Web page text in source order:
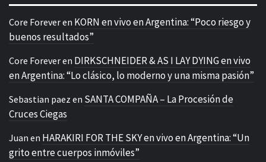
Core Foreveren KORN en vivo en Argentina: “Poco riesgo y
buenos resultados”
Core Foreveren DIRKSCHNEIDER & AS I LAY DYING en vivo
en Argentina: “Lo clásico, lo moderno y una misma pasión”
Sebastian paez en SANTA COMPAÑA – La Procesión de
Cruces Ciegas
Juan en HARAKIRI FOR THE SKY en vivo en Argentina: “Un
grito entre cuerpos inmóviles”